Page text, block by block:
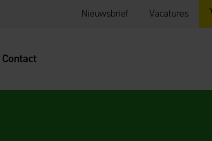
Nieuwsbrief Vacatures
Contact